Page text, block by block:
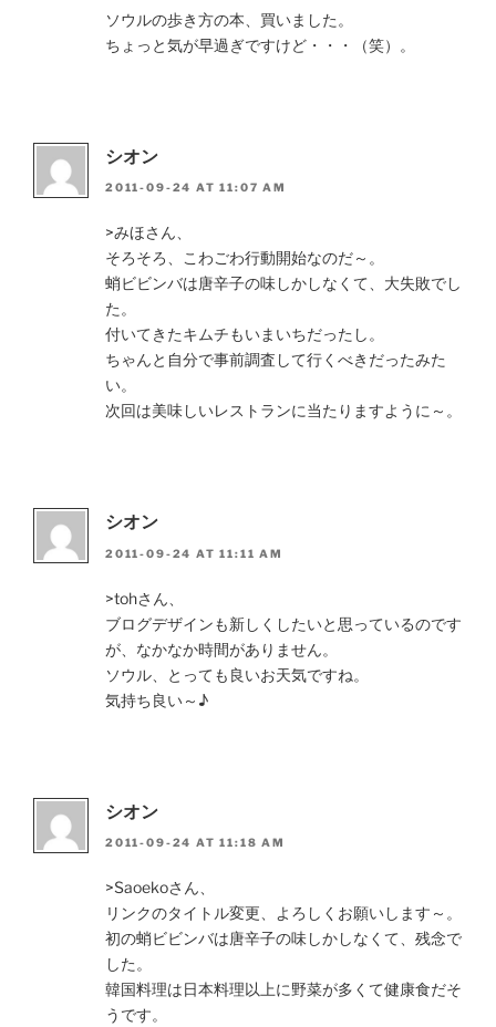
ソウルの歩き方の本、買いました。
ちょっと気が早過ぎですけど・・・（笑）。
シオン
2011-09-24 AT 11:07 AM
>みほさん、
そろそろ、こわごわ行動開始なのだ～。
蛸ビビンバは唐辛子の味しかしなくて、大失敗でし
た。
付いてきたキムチもいまいちだったし。
ちゃんと自分で事前調査して行くべきだったみた
い。
次回は美味しいレストランに当たりますように～。
シオン
2011-09-24 AT 11:11 AM
>tohさん、
ブログデザインも新しくしたいと思っているのです
が、なかなか時間がありません。
ソウル、とっても良いお天気ですね。
気持ち良い～♪
シオン
2011-09-24 AT 11:18 AM
>Saoekoさん、
リンクのタイトル変更、よろしくお願いします～。
初の蛸ビビンバは唐辛子の味しかしなくて、残念で
した。
韓国料理は日本料理以上に野菜が多くて健康食だそ
うです。